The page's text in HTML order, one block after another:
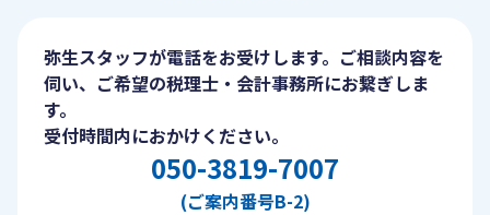
弥生スタッフが電話をお受けします。ご相談内容を
伺い、ご希望の税理士・会計事務所にお繋ぎしま
す。
受付時間内におかけください。
050-3819-7007
(ご案内番号B-2)